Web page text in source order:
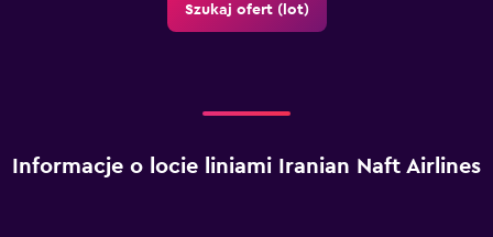
Szukaj ofert (lot)
Informacje o locie liniami Iranian Naft Airlines